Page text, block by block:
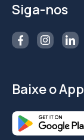
Siga-nos
Baixe o App